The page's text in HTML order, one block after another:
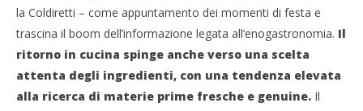
la Coldiretti – come appuntamento dei momenti di festa e
trascina il boom dell’informazione legata all’enogastronomia. Il
ritorno in cucina spinge anche verso una scelta
attenta degli ingredienti, con una tendenza elevata
alla ricerca di materie prime fresche e genuine. Il